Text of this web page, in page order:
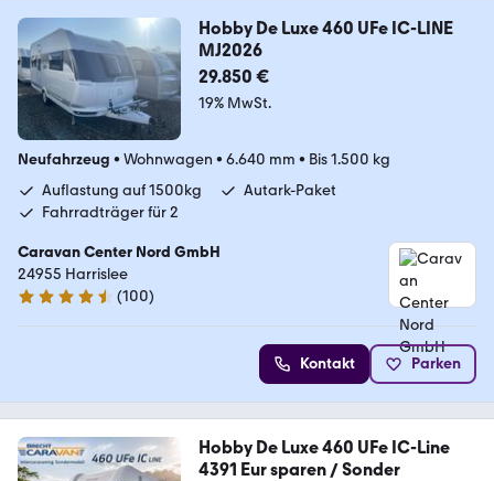
Hobby De Luxe 460 UFe IC-LINE
MJ2026
29.850 €
19% MwSt.
Neufahrzeug • Wohnwagen • 6.640 mm • Bis 1.500 kg
Auflastung auf 1500kg
Autark-Paket
Fahrradträger für 2
Caravan Center Nord GmbH
24955 Harrislee
4.6 Sterne
(100)
Kontakt Parken
Hobby De Luxe 460 UFe IC-Line
4391 Eur sparen / Sonder